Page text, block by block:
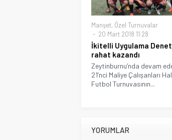
Manşet, Özel Turnuvalar
20 Mart 2018 11:28
İkitelli Uygulama
rahat kazandı
Zeytinburnu’nda devam
21’nci Maliye Çalışanları
Futbol Turnuvasının...
YORUMLAR